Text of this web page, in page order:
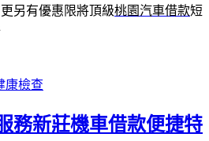
另有優惠限將頂級桃園汽車借款短
康檢查
務新莊機車借款便捷特